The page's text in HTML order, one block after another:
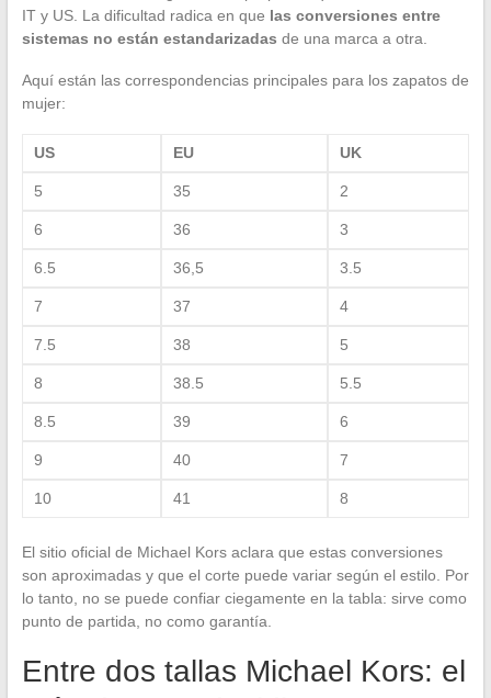
IT y US. La dificultad radica en que las conversiones entre
sistemas no están estandarizadas de una marca a otra.
Aquí están las correspondencias principales para los zapatos de
mujer:
US EU UK
5 35 2
6 36 3
6.5 36,5 3.5
7 37 4
7.5 38 5
8 38.5 5.5
8.5 39 6
9 40 7
10 41 8
El sitio oficial de Michael Kors aclara que estas conversiones
son aproximadas y que el corte puede variar según el estilo. Por
lo tanto, no se puede confiar ciegamente en la tabla: sirve como
punto de partida, no como garantía.
Entre dos tallas Michael Kors: el